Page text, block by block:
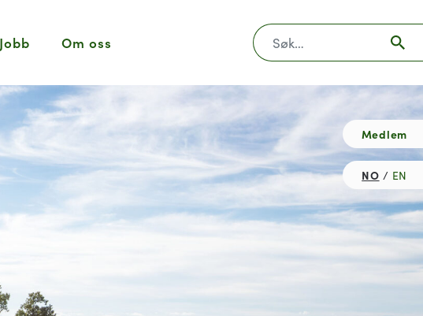
Jobb Om oss Søk
Medlem
NO EN